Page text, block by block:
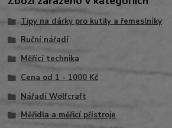
Tipy na dárky pro kutily a řemeslníky
Ruční nářadí
Měřící technika
Cena od 1 - 1000 Kč
Nářadí Wolfcraft
Měřidla a měřicí přístroje